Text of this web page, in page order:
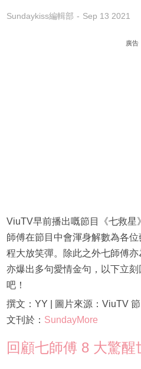
Sundaykiss編輯部 Sep 13 2021
廣告
ViuTV早前播出嘅節目《七救星
師傅在節目中會渾身解數為各
程大放笑彈。除此之外七師傅亦
亦爆出多句愛情金句，以下立
吧！
撰文：YY | 圖片來源：ViuTV
文刊於： SundayMore
回顧​​七師傅 8 大驚醒